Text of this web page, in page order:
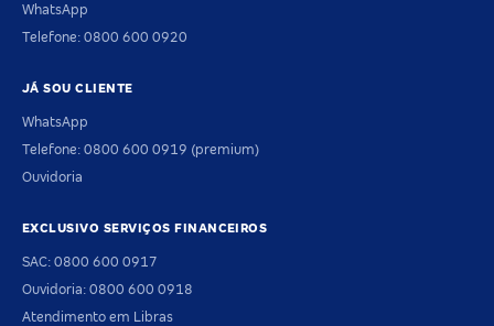
WhatsApp
Telefone: 0800 600 0920
JÁ SOU CLIENTE
WhatsApp
Telefone: 0800 600 0919 (premium)
Ouvidoria
EXCLUSIVO SERVIÇOS FINANCEIROS
SAC: 0800 600 0917
Ouvidoria: 0800 600 0918
Atendimento em Libras